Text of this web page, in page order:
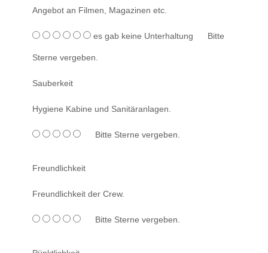
Angebot an Filmen, Magazinen etc.
es gab keine Unterhaltung Bitte
Sterne vergeben.
Sauberkeit
Hygiene Kabine und Sanitäranlagen.
Bitte Sterne vergeben.
Freundlichkeit
Freundlichkeit der Crew.
Bitte Sterne vergeben.